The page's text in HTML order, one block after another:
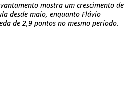
mostra um crescimento de
desde maio, enquanto Flávio
de 2,9 pontos no mesmo período.